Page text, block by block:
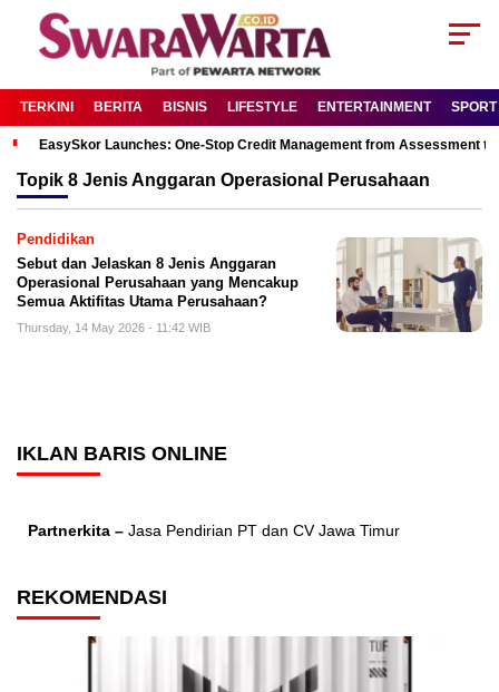
TERKINI BERITA BISNIS LIFESTYLE ENTERTAINMENT SPORT
EasySkor Launches: One-Stop Credit Management from Assessment
Topik 8 Jenis Anggaran Operasional Perusahaan
Pendidikan
Sebut dan Jelaskan 8 Jenis Anggaran
Operasional Perusahaan yang Mencakup
Semua Aktifitas Utama Perusahaan?
Thursday, 14 May 2026 - 11:42 WIB
IKLAN BARIS ONLINE
Partnerkita – Jasa Pendirian PT dan CV Jawa Timur
REKOMENDASI